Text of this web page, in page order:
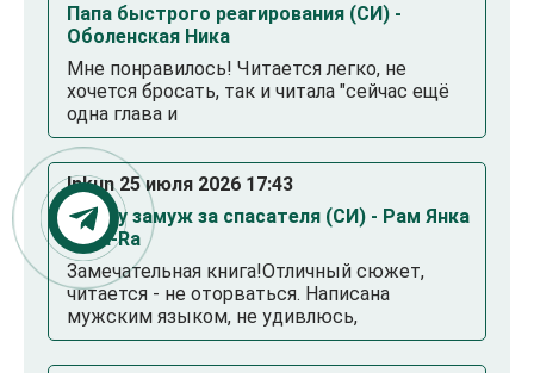
Папа быстрого реагирования (СИ) -
Оболенская Ника
Мне понравилось! Читается легко, не
хочется бросать, так и читала "сейчас ещё
одна глава и
Inkun 25 июля 2026 17:43
Выйду замуж за спасателя (СИ) - Рам Янка
Янка-Ra
Замечательная книга!Отличный сюжет,
читается - не оторваться. Написана
мужским языком, не удивлюсь,